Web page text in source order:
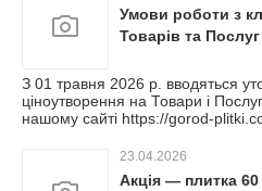
Умови роботи з
Товарів та Послуг
З 01 травня 2026 р. вводяться
ціноутворення на Товари і
нашому сайті https://gorod-
23.04.2026
Акція — плитка 60